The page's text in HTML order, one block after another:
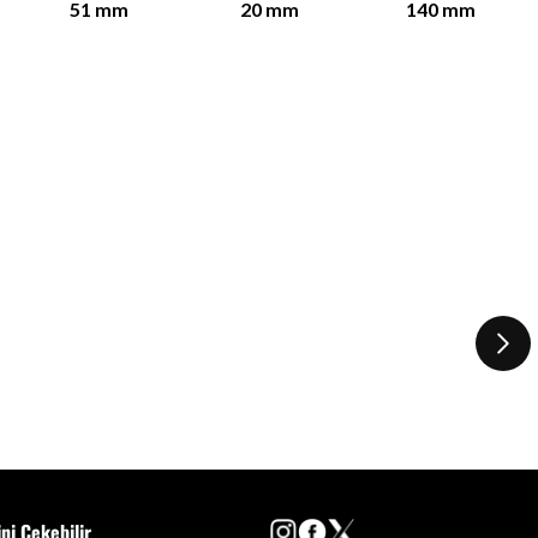
51 mm 20 mm 140mm
Çekebilir